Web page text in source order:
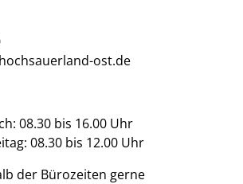
ost.de
08.30 bis 16.00 Uhr
08.30 bis 12.00 Uhr
der Bürozeiten gerne